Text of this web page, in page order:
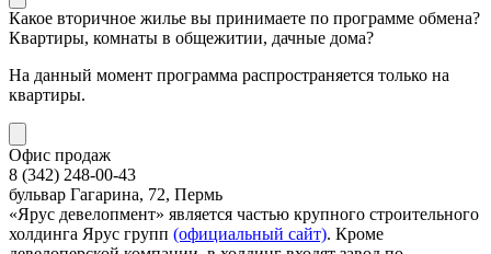
Какое вторичное жилье вы принимаете по программе обмена?
Квартиры, комнаты в общежитии, дачные дома?
На данный момент программа распространяется только на
квартиры.
Офис продаж
8 (342) 248-00-43
бульвар Гагарина, 72, Пермь
«Ярус девелопмент» является частью крупного строительного
холдинга Ярус групп (официальный сайт). Кроме